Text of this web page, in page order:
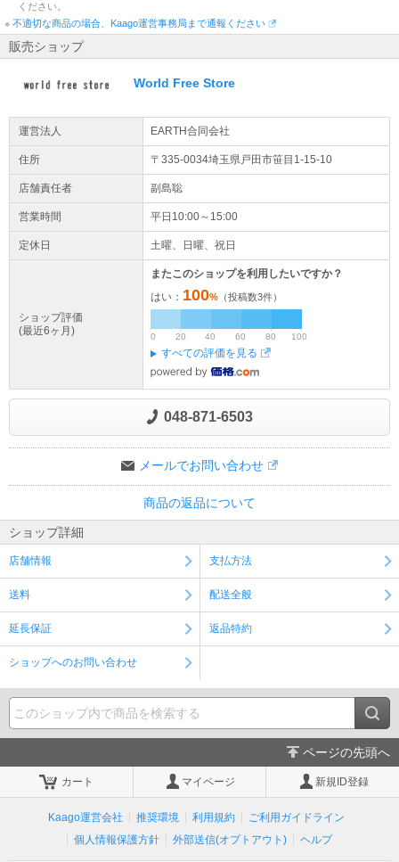
ください。
※ 不適切な商品の場合、Kaago運営事務局まで通報ください
販売ショップ
World Free Store
運営法人 EARTH合同会社
住所 〒335-0034埼玉県戸田市笹目1-15-10
店舗責任者 副島聡
営業時間 平日10:00～15:00
定休日 土曜、日曜、祝日
ショップ評価
(最近6ヶ月)
またこのショップを利用したいですか？
はい： 100% （投稿数3件）
0 20 40 60 80 100
すべての評価を見る
048-871-6503
メールでお問い合わせ
商品の返品について
ショップ詳細
店舗情報 支払方法
送料 配送全般
延長保証 返品特約
ショップへのお問い合わせ
ページの先頭へ
カート マイページ 新規ID登録
Kaago運営会社 推奨環境 利用規約
ご利用ガイドライン
個人情報保護方針
外部送信(オプトアウト) ヘルプ